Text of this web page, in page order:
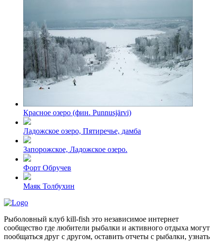
Красное озеро (фин. Punnusjärvi)
Ладожское озеро, Пятиречье, дамба
Запорожское, Ладожское озеро.
Форт Обручев
Маяк Толбухин
Рыболовный клуб kill-fish это независимое интернет
сообщество где любители рыбалки и активного отдыха могут
пообщаться друг с другом, оставить отчеты с рыбалки, узнать